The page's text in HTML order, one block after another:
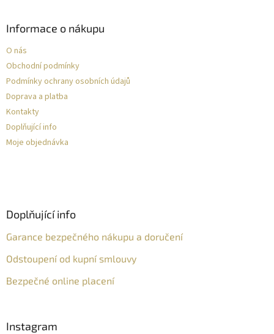
Informace o nákupu
O nás
Obchodní podmínky
Podmínky ochrany osobních údajů
Doprava a platba
Kontakty
Doplňující info
Moje objednávka
Doplňující info
Garance bezpečného nákupu a doručení
Odstoupení od kupní smlouvy
Bezpečné online placení
Instagram